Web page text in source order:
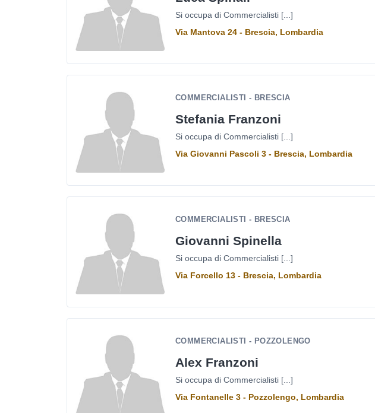
Si occupa di Commercialisti [...]
Via Mantova 24 - Brescia, Lombardia
COMMERCIALISTI - BRESCIA
Stefania Franzoni
Si occupa di Commercialisti [...]
Via Giovanni Pascoli 3 - Brescia, Lombardia
COMMERCIALISTI - BRESCIA
Giovanni Spinella
Si occupa di Commercialisti [...]
Via Forcello 13 - Brescia, Lombardia
COMMERCIALISTI - POZZOLENGO
Alex Franzoni
Si occupa di Commercialisti [...]
Via Fontanelle 3 - Pozzolengo, Lombardia